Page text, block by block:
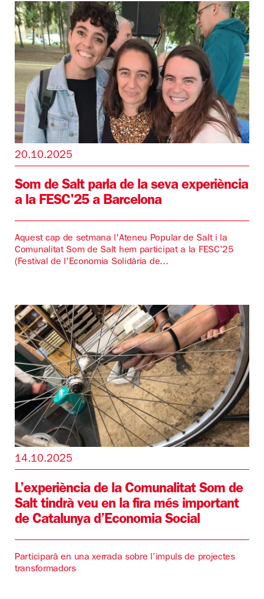
20.10.2025
Som de Salt parla de la seva experiència
a la FESC'25 a Barcelona
Aquest cap de setmana l'Ateneu Popular de Salt i la
Comunalitat Som de Salt hem participat a la FESC'25
(Festival de l'Economia Solidària de...
14.10.2025
L’experiència de la Comunalitat Som de
Salt tindrà veu en la fira més important
de Catalunya d’Economia Social
Participarà en una xerrada sobre l’impuls de projectes
transformadors